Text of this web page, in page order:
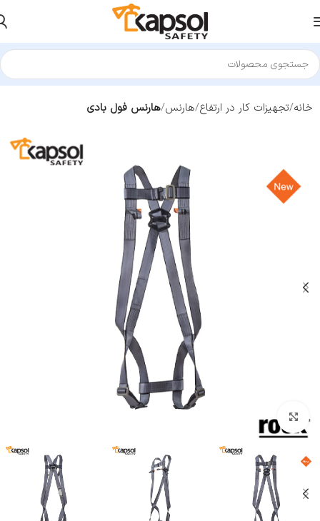
خانه تجهیزات کار در ارتفاع هارنس هارنس فول بادی
بزرگنمایی تصویر